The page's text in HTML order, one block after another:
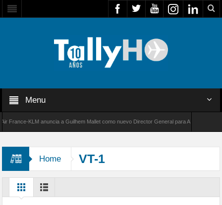
Menu
KLM anuncia a Guilhem Mallet como nuevo Director General para América Latina
Home VT-1